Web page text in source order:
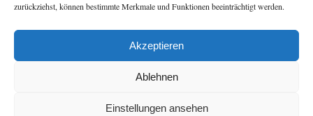
zurückziehst, können bestimmte Merkmale und Funktionen beeinträchtigt werden.
Akzeptieren
Ablehnen
Einstellungen ansehen
Copyright © 2026 Nadine Grubert
Datenschutzerklärung
Datenverarbeitung Social Media
Impressum